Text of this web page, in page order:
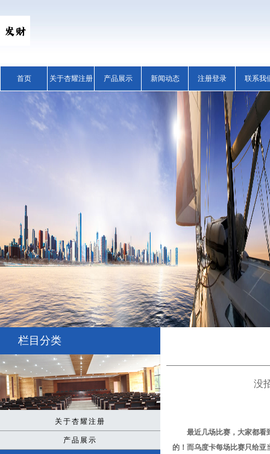
首页 关于杏耀注册 产品展示 新闻动态 注册登录 联系我
栏目分类
关于杏耀注册
产品展示
没
最近几场比赛，大家都看
的！而乌度卡每场比赛只给亚